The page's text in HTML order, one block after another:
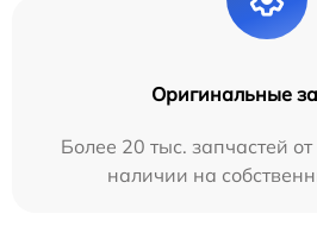
Оригинальные
Более 20 тыс. запчастей
наличии на